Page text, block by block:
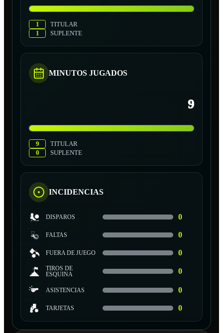
1
TITULAR
1
SUPLENTE
MINUTOS JUGADOS
9
9
TITULAR
0
SUPLENTE
INCIDENCIAS
DISPAROS 0
FALTAS 0
FUERA DE JUEGO 0
TIROS DE
ESQUINA
0
ASISTENCIAS 0
TARJETAS 0